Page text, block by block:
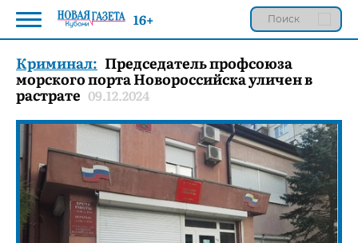
Криминал: Председатель профсоюза
морского порта Новороссийска уличен в
растрате 09.12.2024
16+